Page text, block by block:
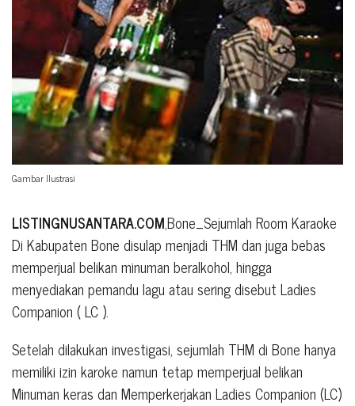
Gambar Ilustrasi
LISTINGNUSANTARA.COM,Bone_Sejumlah Room Karaoke
Di Kabupaten Bone disulap menjadi THM dan juga bebas
memperjual belikan minuman beralkohol, hingga
menyediakan pemandu lagu atau sering disebut Ladies
Companion ( LC ).
Setelah dilakukan investigasi, sejumlah THM di Bone hanya
memiliki izin karoke namun tetap memperjual belikan
Minuman keras dan Memperkerjakan Ladies Companion (LC)